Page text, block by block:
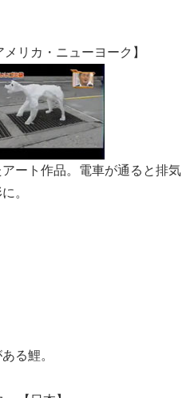
リカ・ニューヨーク】
ート作品。電車が通ると排気
。
る鯉。